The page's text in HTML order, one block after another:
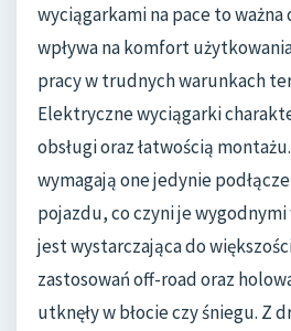
wyciągarkami na pace to
wpływa na komfort
pracy w trudnych warunkach
Elektryczne wyciągarki
obsługi oraz łatwością
wymagają one jedynie
pojazdu, co czyni je wygodnymi
jest wystarczająca do
zastosowań off-road oraz
utknęły w błocie czy śniegu. Z